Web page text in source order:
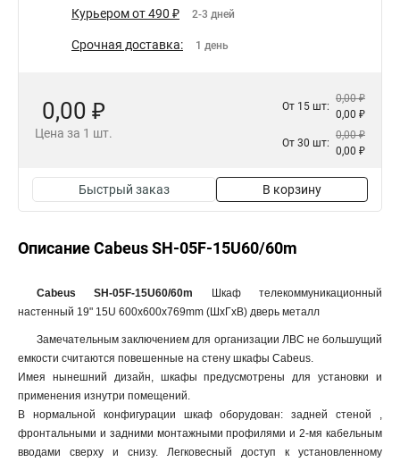
Курьером от 490 ₽ 2-3 дней
Срочная доставка: 1 день
0,00 ₽
Цена за 1 шт.
От 15 шт:
0,00 ₽
0,00 ₽
От 30 шт:
0,00 ₽
0,00 ₽
Быстрый заказ В корзину
Описание Cabeus SH-05F-15U60/60m
Cabeus SH-05F-15U60/60m Шкаф телекоммуникационный
настенный 19" 15U 600x600x769mm (ШхГхВ) дверь металл
Замечательным заключением для организации ЛВС не большущий
емкости считаются повешенные на стену шкафы Cabeus.
Имея нынешний дизайн, шкафы предусмотрены для установки и
применения изнутри помещений.
В нормальной конфигурации шкаф оборудован: задней стеной ,
фронтальными и задними монтажными профилями и 2-мя кабельным
вводами сверху и снизу. Легковесный доступ к установленному